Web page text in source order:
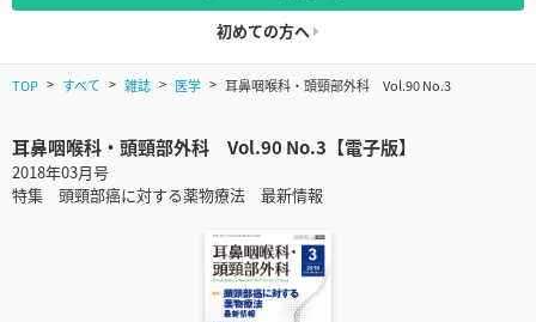
初めての方へ
TOP すべて 雑誌 医学 耳鼻咽喉科・頭頸部外科 Vol.90 No.3
耳鼻咽喉科・頭頸部外科 Vol.90 No.3【電子版】
2018年03月号
特集 頭頸部癌に対する薬物療法 最新情報